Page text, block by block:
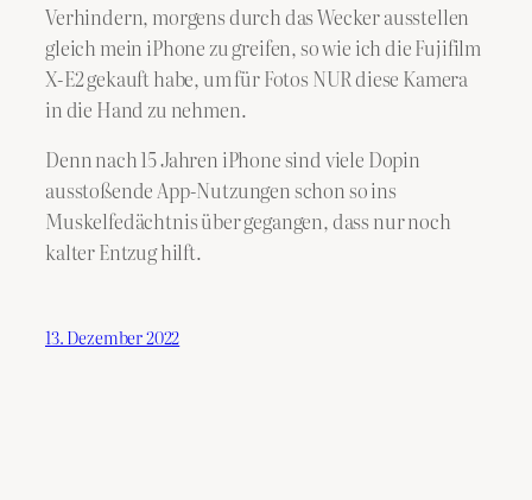
Verhindern, morgens durch das Wecker ausstellen
gleich mein iPhone zu greifen, so wie ich die Fujifilm
X-E2 gekauft habe, um für Fotos NUR diese Kamera
in die Hand zu nehmen.
Denn nach 15 Jahren iPhone sind viele Dopin
ausstoßende App-Nutzungen schon so ins
Muskelfedächtnis über gegangen, dass nur noch
kalter Entzug hilft.
13. Dezember 2022